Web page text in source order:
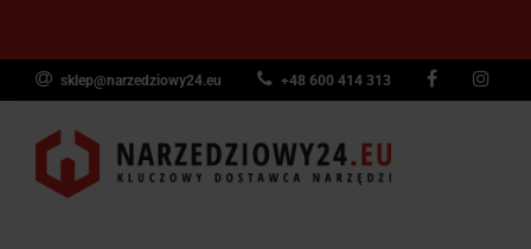
sklep@narzedziowy24.eu +48 600 414 313
Narzędzia
Narzędzia